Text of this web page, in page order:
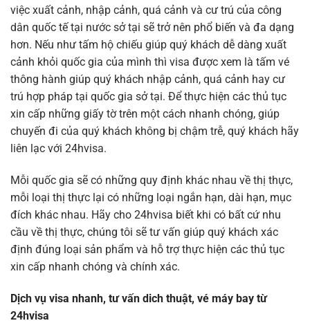
việc xuất cảnh, nhập cảnh, quá cảnh và cư trú của công
dân quốc tế tại nước sở tại sẽ trở nên phổ biến và đa dạng
hơn. Nếu như tấm hộ chiếu giúp quý khách dễ dàng xuất
cảnh khỏi quốc gia của mình thì visa được xem là tấm vé
thông hành giúp quý khách nhập cảnh, quá cảnh hay cư
trú hợp pháp tại quốc gia sở tại. Để thực hiện các thủ tục
xin cấp những giấy tờ trên một cách nhanh chóng, giúp
chuyến đi của quý khách không bị chậm trễ, quý khách hãy
liên lạc với 24hvisa.
Mỗi quốc gia sẽ có những quy định khác nhau về thị thực,
mỗi loại thị thực lại có những loại ngắn hạn, dài hạn, mục
đích khác nhau. Hãy cho 24hvisa biết khi có bất cứ nhu
cầu về thị thực, chúng tôi sẽ tư vấn giúp quý khách xác
định đúng loại sản phẩm và hỗ trợ thực hiện các thủ tục
xin cấp nhanh chóng và chính xác.
Dịch vụ visa nhanh, tư vấn dich thuật, vé máy bay từ
24hvisa